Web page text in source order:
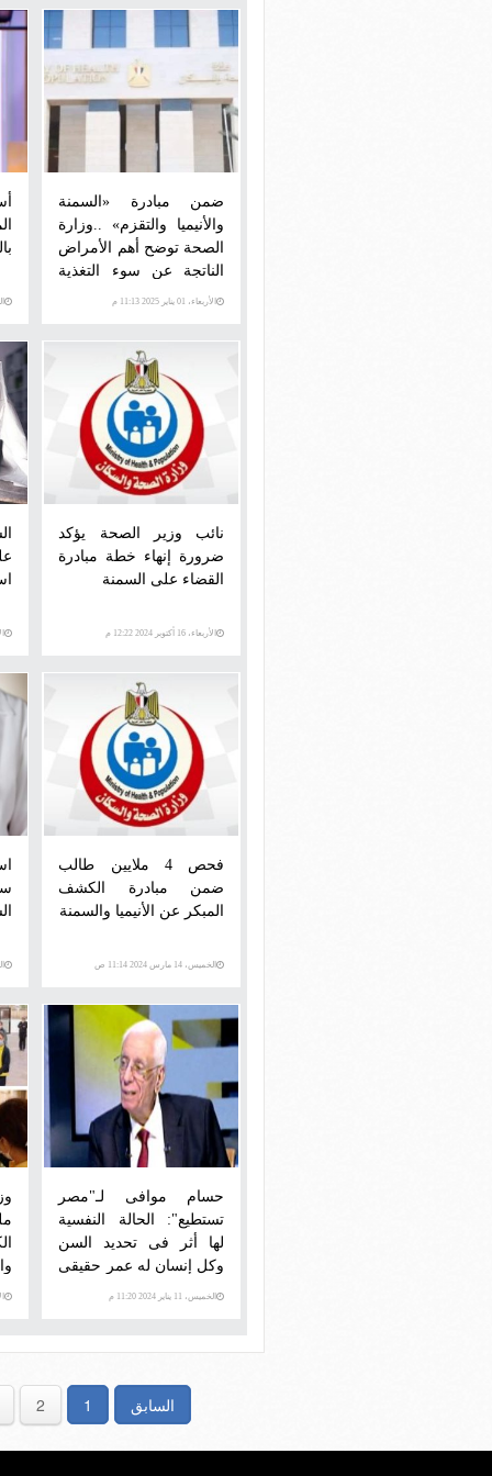
ضمن مبادرة «السمنة
والأنيميا والتقزم» ..وزارة
الصحة توضح أهم الأمراض
الناتجة عن سوء التغذية
للأطفال
الأربعاء، 01 يناير 2025 11:13 م
نائب وزير الصحة يؤكد
ضرورة إنهاء خطة مبادرة
القضاء على السمنة
الأربعاء، 16 أكتوبر 2024 12:22 م
فحص 4 ملايين طالب
ضمن مبادرة الكشف
المبكر عن الأنيميا والسمنة
الخميس، 14 مارس 2024 11:14 ص
حسام موافى لـ"مصر
تستطيع": الحالة النفسية
لها أثر فى تحديد السن
وكل إنسان له عمر حقيقى
وآخر بيولوجى.. ويحذر:
الخميس، 11 يناير 2024 11:20 م
السابق 1
2